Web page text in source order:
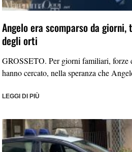
Angelo era scomparso da
degli orti
GROSSETO. Per giorni familiari, forze
hanno cercato, nella speranza che
LEGGI DI PIÙ